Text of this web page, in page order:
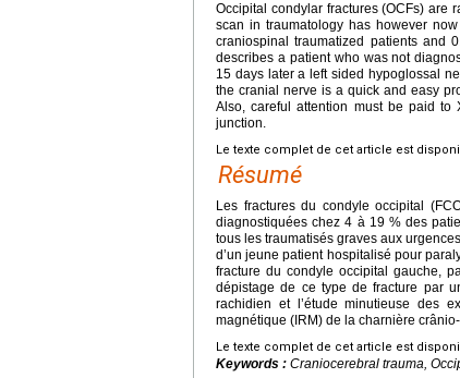
Occipital condylar fractures (OCFs) are
scan in traumatology has however
craniospinal traumatized patients and
describes a patient who was not
15 days later a left sided hypoglossal
the cranial nerve is a quick and easy
Also, careful attention must be paid to
junction.
Le texte complet de cet article est
Résumé
Les fractures du condyle occipital
diagnostiquées chez 4 à 19 % des
tous les traumatisés graves aux
d’un jeune patient hospitalisé pour
fracture du condyle occipital gauche,
dépistage de ce type de fracture par
rachidien et l’étude minutieuse des
magnétique (IRM) de la charnière
Le texte complet de cet article est
Keywords : Craniocerebral trauma,